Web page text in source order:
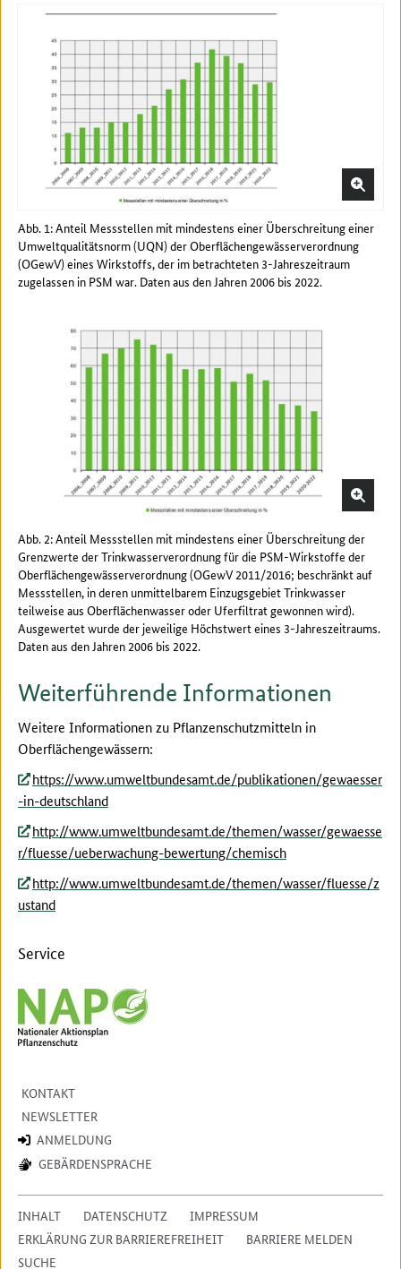
Abb. 1: Anteil Messstellen mit mindestens einer Überschreitung einer
Umweltqualitätsnorm (UQN) der Oberflächengewässerverordnung
(OGewV) eines Wirkstoffs, der im betrachteten 3-Jahreszeitraum
zugelassen in PSM war. Daten aus den Jahren 2006 bis 2022.
Abb. 2: Anteil Messstellen mit mindestens einer Überschreitung der
Grenzwerte der Trinkwasserverordnung für die PSM-Wirkstoffe der
Oberflächengewässerverordnung (OGewV 2011/2016; beschränkt auf
Messstellen, in deren unmittelbarem Einzugsgebiet Trinkwasser
teilweise aus Oberflächenwasser oder Uferfiltrat gewonnen wird).
Ausgewertet wurde der jeweilige Höchstwert eines 3-Jahreszeitraums.
Daten aus den Jahren 2006 bis 2022.
Weiterführende Informationen
Weitere Informationen zu Pflanzenschutzmitteln in
Oberflächengewässern:
https://www.umweltbundesamt.de/publikationen/gewaesser
-in-deutschland
http://www.umweltbundesamt.de/themen/wasser/gewaesse
r/fluesse/ueberwachung-bewertung/chemisch
http://www.umweltbundesamt.de/themen/wasser/fluesse/z
ustand
Service
KONTAKT
NEWSLETTER
ANMELDUNG
GEBÄRDENSPRACHE
INHALT DATENSCHUTZ
IMPRESSUM
ERKLÄRUNG ZUR BARRIEREFREIHEIT
BARRIERE MELDEN
SUCHE